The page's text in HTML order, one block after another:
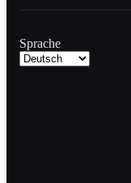
Sprache